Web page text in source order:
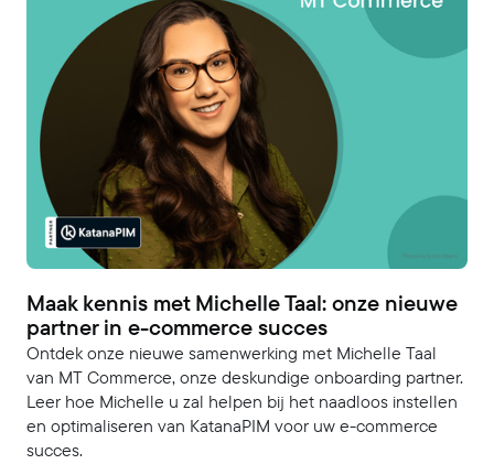
Maak kennis met Michelle Taal: onze nieuwe
partner in e-commerce succes
Ontdek onze nieuwe samenwerking met Michelle Taal
van MT Commerce, onze deskundige onboarding partner.
Leer hoe Michelle u zal helpen bij het naadloos instellen
en optimaliseren van KatanaPIM voor uw e-commerce
succes.